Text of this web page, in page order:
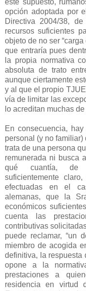
opción adoptada por
Directiva 2004/38,
recursos suficientes
objeto de no ser
que entraría pues
la propia normativa
absoluta de trato
aunque ciertamente
y al que el propio
vía de limitar las
lo acreditan muchas
En consecuencia,
personal (y no
trata de una persona
remunerada ni busca
qué cuantía, de
suficientemente
efectuadas en el
alemanas, que la
económicos
cuenta las
contributivas
puede reclamar, “un
miembro de acogida
definitiva, la respuesta
opone a la
prestaciones a
residencia en virtud